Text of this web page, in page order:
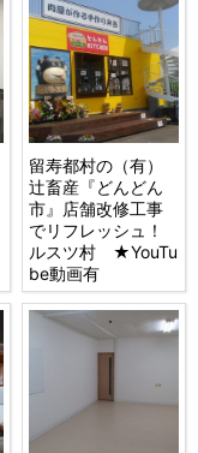
留寿都村の（有）
辻畜産『どんどん
市』店舗改修工事
でリフレッシュ！
ルスツ村 ★YouTu
be動画有